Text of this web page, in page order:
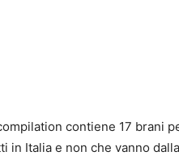
contiene 17 brani
Italia e non che vanno